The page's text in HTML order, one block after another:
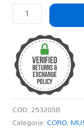
GLI
ARANCI
OLEZZANO
quantità
COD:253205B
Categorie:CORO,